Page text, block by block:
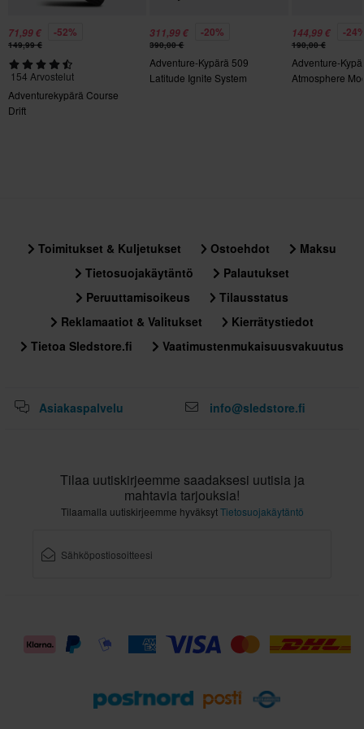
Lue lisää Nexxin takuusta täältä.
Huom: Kypärät, jotka esitetään tummennetuilla visiireillä,
Tuotteen Paino
1750
Kiertovoimasuoja
Ei mitään
Materiaali
Yli 1500 g
Sertifiointistandardi
315 x 400 x 305 mm
L
S
71,99 € -52%
149,99 €
154 Arvostelut
Adventurekypärä Course
Drift
311,99 € -20%
390,00 €
Adventure-Kypärä 509
Latitude Ignite System
144,99 € -
190,00 €
Adventure-
Atmosphere
Toimitukset & Kuljetukset Ostoehdot
Maksu
Tietosuojakäytäntö
Palautukset
Peruuttamisoikeus
Tilausstatus
Reklamaatiot & Valitukset
Kierrätystiedot
Tietoa Sledstore.fi
Vaatimustenmukaisuusvakuutus
Asiakaspalvelu info@sledstore.fi
Tilaa uutiskirjeemme saadaksesi uutisia ja
mahtavia tarjouksia!
Tilaamalla uutiskirjeemme hyväksytTietosuojakäytäntö